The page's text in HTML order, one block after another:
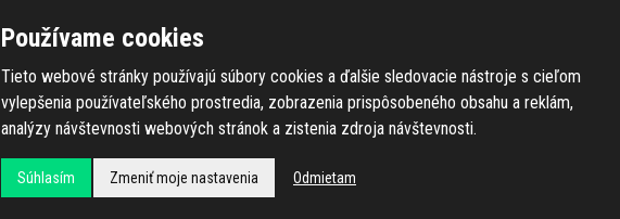
Karnaubský alebo syntetický
Používame cookies
Tieto webové stránky používajú súbory cookies a ďalšie sledovacie nástroje s cieľom
vylepšenia používateľského prostredia, zobrazenia prispôsobeného obsahu a reklám,
analýzy návštevnosti webových stránok a zistenia zdroja návštevnosti.
Súhlasím Zmeniť moje nastavenia Odmietam